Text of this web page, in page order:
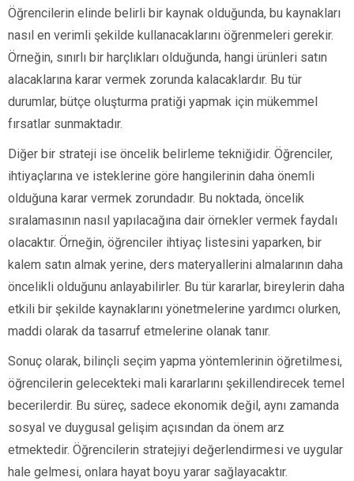
Öğrencilerin elinde belirli bir kaynak olduğunda, bu kaynakları
nasıl en verimli şekilde kullanacaklarını öğrenmeleri gerekir.
Örneğin, sınırlı bir harçlıkları olduğunda, hangi ürünleri satın
alacaklarına karar vermek zorunda kalacaklardır. Bu tür
durumlar, bütçe oluşturma pratiği yapmak için mükemmel
fırsatlar sunmaktadır.
Diğer bir strateji ise öncelik belirleme tekniğidir. Öğrenciler,
ihtiyaçlarına ve isteklerine göre hangilerinin daha önemli
olduğuna karar vermek zorundadır. Bu noktada, öncelik
sıralamasının nasıl yapılacağına dair örnekler vermek faydalı
olacaktır. Örneğin, öğrenciler ihtiyaç listesini yaparken, bir
kalem satın almak yerine, ders materyallerini almalarının daha
öncelikli olduğunu anlayabilirler. Bu tür kararlar, bireylerin daha
etkili bir şekilde kaynaklarını yönetmelerine yardımcı olurken,
maddi olarak da tasarruf etmelerine olanak tanır.
Sonuç olarak, bilinçli seçim yapma yöntemlerinin öğretilmesi,
öğrencilerin gelecekteki mali kararlarını şekillendirecek temel
becerilerdir. Bu süreç, sadece ekonomik değil, aynı zamanda
sosyal ve duygusal gelişim açısından da önem arz
etmektedir. Öğrencilerin stratejiyi değerlendirmesi ve uygular
hale gelmesi, onlara hayat boyu yarar sağlayacaktır.